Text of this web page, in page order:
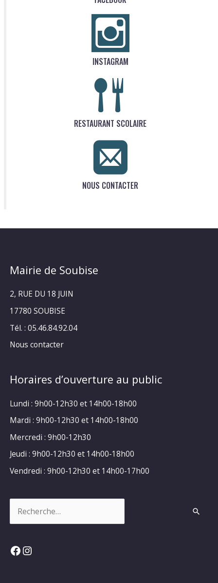
INSTAGRAM
RESTAURANT SCOLAIRE
NOUS CONTACTER
Mairie de Soubise
2, RUE DU 18 JUIN
17780 SOUBISE
Tél. : 05.46.84.92.04
Nous contacter
Horaires d’ouverture au public
Lundi : 9h00-12h30 et 14h00-18h00
Mardi : 9h00-12h30 et 14h00-18h00
Mercredi : 9h00-12h30
Jeudi : 9h00-12h30 et 14h00-18h00
Vendredi : 9h00-12h30 et 14h00-17h00
Facebook
Instagram